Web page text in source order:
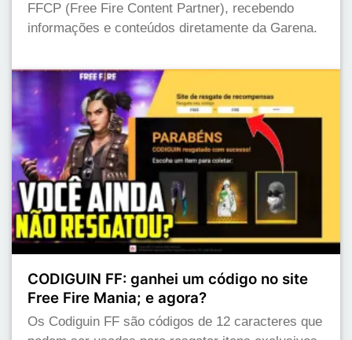
FFCP (Free Fire Content Partner), recebendo
informações e conteúdos diretamente da Garena.
CODIGUIN FF: ganhei um código no site
Free Fire Mania; e agora?
Os Codiguin FF são códigos de 12 caracteres que